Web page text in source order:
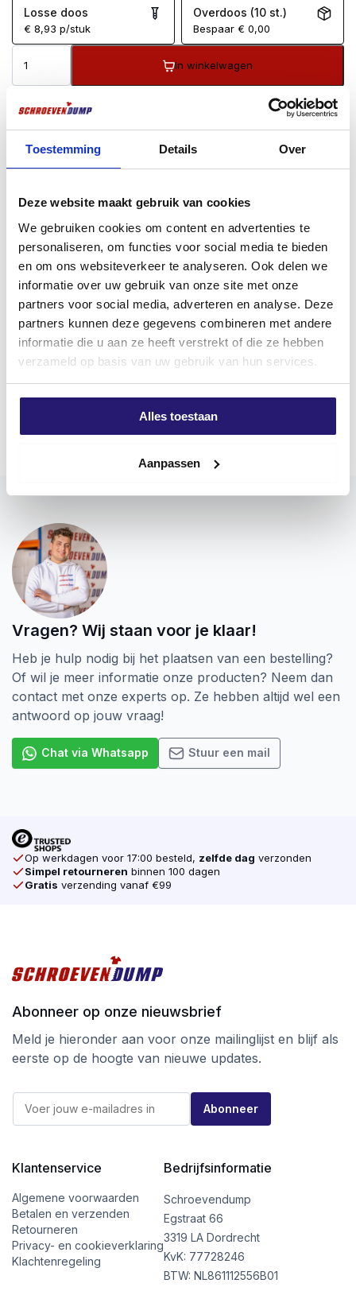
Toestemming Details Over
Deze website maakt gebruik van cookies
We gebruiken cookies om content en advertenties te
personaliseren, om functies voor social media te bieden
en om ons websiteverkeer te analyseren. Ook delen we
informatie over uw gebruik van onze site met onze
partners voor social media, adverteren en analyse. Deze
partners kunnen deze gegevens combineren met andere
informatie die u aan ze heeft verstrekt of die ze hebben
verzameld op basis van uw gebruik van hun services.
Alles toestaan
Aanpassen
Losse doos
€ 8,93 p/stuk
Overdoos (10 st.)
Bespaar€ 0,00
In winkelwagen
17:00
Gratisverzending vanaf €99
100 dagen retourgarantie
Klantenbeoordeling
/10
Productomschrijving
De cilinderkop of bolkop uitvoering is bij uitstek
geschikt voor installatie doeleinden. De platte
onderzijde van de kop sluit volledig aan op de
ondergrond voor een fraaie en dichte afwerking.
van smeermiddel om het indraaien makkelijker te
maken. Spaanplaatschroeven met cilinderkop/bolkop
kunnen zowel binnen- als buiten gebruikt worden.
Toepassing
Voor binnen- en buitengebruik.
Gebruik voor metaal op hout, kabelzadels, hout,
spaanplaat, multiplex, MDF, hardhout (binnen).
Voor gebruik in steen en beton i.c.m. pluggen.
mogelijkheden bij onze verkopers.
Vragen? Wij staan voor je klaar!
Heb je hulp nodig bij het plaatsen van een bestelling?
Of wil je meer informatie onze producten? Neem dan
contact met onze experts op. Ze hebben altijd wel een
antwoord op jouw vraag!
Chat via Whatsapp Stuur een mail
Op werkdagen voor 17:00 besteld, zelfde dag verzonden
Simpel retourneren binnen 100 dagen
Gratis verzending vanaf €99
Abonneer op onze nieuwsbrief
Meld je hieronder aan voor onze mailinglijst en blijf als
eerste op de hoogte van nieuwe updates.
a
E
m
a
i
l
E
-
E
m
l
Abonneer
Klantenservice
Algemene voorwaarden
Betalen en verzenden
Retourneren
Privacy- en cookieverklaring
Klachtenregeling
Bedrijfsinformatie
Schroevendump
Egstraat 66
3319 LA Dordrecht
KvK: 77728246
BTW: NL861112556B01